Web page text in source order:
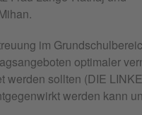
im
optimaler
sollten (DIE
werden kann